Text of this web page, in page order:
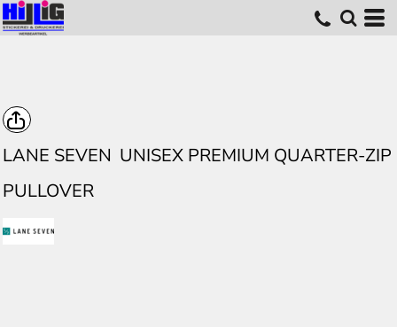
LANE SEVEN UNISEX PREMIUM QUARTER-ZIP
PULLOVER